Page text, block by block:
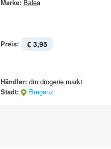
Marke: Balea
Preis: € 3,95
Händler: dm drogerie markt
Stadt:
Bregenz